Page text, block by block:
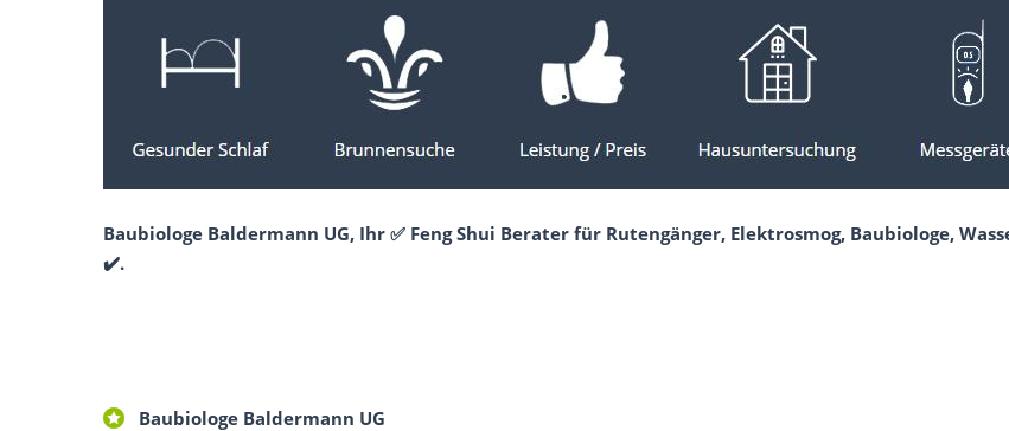
Baubiologe Baldermann UG, Ihr ✅ Feng Shui Berater für Rutengänger, Elektrosmog, Baubiologe,
✔️.
Baubiologe Baldermann UG